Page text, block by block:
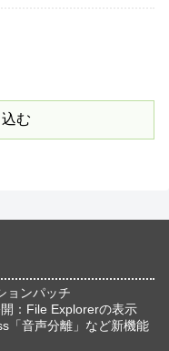
む
ョンパッチ
開：File Explorerの表示
「音声分離」など新機能